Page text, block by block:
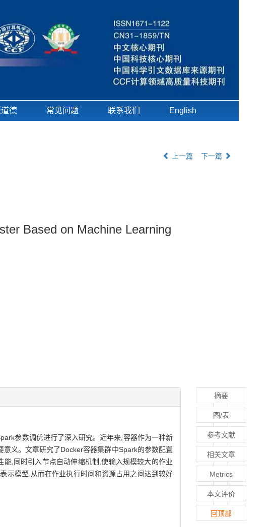
德 常见问题 联系我们 English
上一篇 下一篇
Based on Machine Learning
参数调优进行了深入研究。近年来,容器作为一种新
义。文章研究了Docker容器集群中Spark的参数配置
,同时引入节点自动伸缩机制,使输入规模较大的作业
示模型,从而在作业执行时间和资源占用之间达到较好
摘要
图/表
参考文献
相关文章
Metrics
本文评价
回顶部